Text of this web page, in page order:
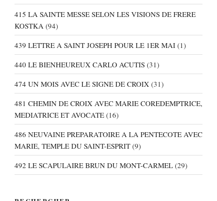
415 LA SAINTE MESSE SELON LES VISIONS DE FRERE
KOSTKA (94)
439 LETTRE A SAINT JOSEPH POUR LE 1ER MAI (1)
440 LE BIENHEUREUX CARLO ACUTIS (31)
474 UN MOIS AVEC LE SIGNE DE CROIX (31)
481 CHEMIN DE CROIX AVEC MARIE COREDEMPTRICE,
MEDIATRICE ET AVOCATE (16)
486 NEUVAINE PREPARATOIRE A LA PENTECOTE AVEC
MARIE, TEMPLE DU SAINT-ESPRIT (9)
492 LE SCAPULAIRE BRUN DU MONT-CARMEL (29)